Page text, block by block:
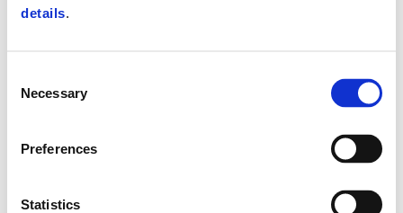
details.
Selection
Necessary
Preferences
Statistics
no que respeita a segurança e performance.